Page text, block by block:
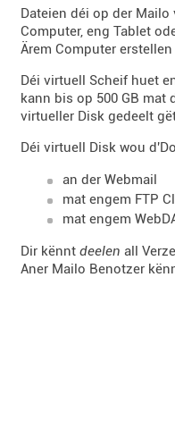
Dateien déi op der
Computer, eng Tablet
Ärem Computer
Déi virtuell Scheif huet
kann bis op 500 GB mat
virtueller Disk gedeelt
Déi virtuell Disk wou
an der Webmail
mat engem FTP
mat engem
Dir kënnt deelen all
Aner Mailo Benotzer